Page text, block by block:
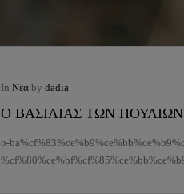
InΝέα bydadia
Ο ΒΑΣΙΛΙΑΣ ΤΩΝ
o-